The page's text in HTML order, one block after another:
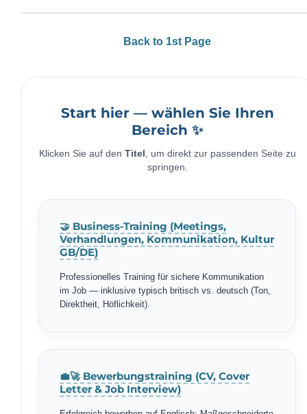
Back to 1st Page
Start hier — wählen Sie Ihren
Bereich ✨
Klicken Sie auf den Titel
, um direkt zur passenden Seite zu
springen.
🤝 Business-Training (Meetings,
Verhandlungen, Kommunikation, Kultur
GB/DE)
Professionelles Training für sichere Kommunikation
im Job — inklusive typisch britisch vs. deutsch (Ton,
Direktheit, Höflichkeit).
💼🚀 Bewerbungstraining (CV, Cover
Letter & Job Interview)